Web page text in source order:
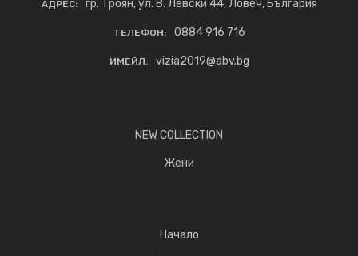
АДРЕС: гр. Троян, ул. В. Левски 44, Ловеч, България
ТЕЛЕФОН: 0884 916 716
ИМЕЙЛ: vizia2019@abv.bg
NEW COLLECTION
Жени
Начало